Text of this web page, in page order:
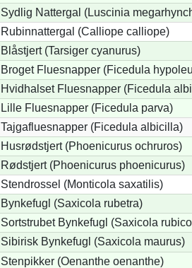
Sydlig Nattergal (Luscinia
Rubinnattergal (Calliope calliope)
Blåstjert (Tarsiger cyanurus)
Broget Fluesnapper (Ficedula
Hvidhalset Fluesnapper (Ficedula
Lille Fluesnapper (Ficedula parva)
Tajgafluesnapper (Ficedula albicilla)
Husrødstjert (Phoenicurus ochruros)
Rødstjert (Phoenicurus phoenicurus)
Stendrossel (Monticola saxatilis)
Bynkefugl (Saxicola rubetra)
Sortstrubet Bynkefugl (Saxicola
Sibirisk Bynkefugl (Saxicola maurus)
Stenpikker (Oenanthe oenanthe)